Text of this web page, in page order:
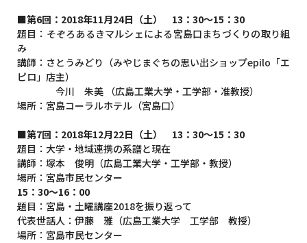
■第6回：2018年11月24日（土） 13：30～15：30
題目：そぞろあるきマルシェによる宮島口まちづくりの取り組
み
講師：さとうみどり（みやじまぐちの思い出ショップepilo「エ
ピロ」店主）
今川 朱美 （広島工業大学・工学部・准教授）
場所：宮島コーラルホテル（宮島口）
■第7回：2018年12月22日（土） 13：30～15：30
題目：大学・地域連携の系譜と現在
講師：塚本 俊明（広島工業大学・工学部・教授）
場所：宮島市民センター
15：30～16：00
題目：宮島・土曜講座2018を振り返って
代表世話人：伊藤 雅（広島工業大学 工学部 教授）
場所：宮島市民センター